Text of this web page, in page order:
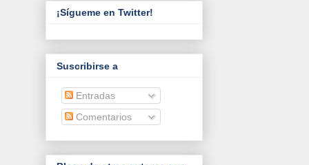
¡Sígueme en Twitter!
Suscribirse a
Entradas
Comentarios